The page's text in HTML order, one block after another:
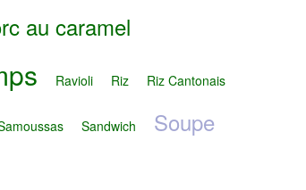
au caramel
Ravioli Riz Riz Cantonais
Sandwich Soupe